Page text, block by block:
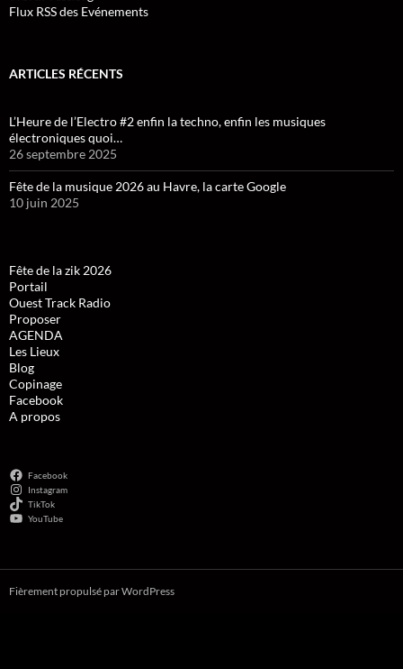
Flux RSS des Evénements
ARTICLES RÉCENTS
L’Heure de l’Electro #2 enfin la techno, enfin les musiques
électroniques quoi…
26 septembre 2025
Fête de la musique 2026 au Havre, la carte Google
10 juin 2025
Fête de la zik 2026
Portail
Ouest Track Radio
Proposer
AGENDA
Les Lieux
Blog
Copinage
Facebook
A propos
Facebook
Instagram
TikTok
YouTube
Fièrement propulsé par WordPress